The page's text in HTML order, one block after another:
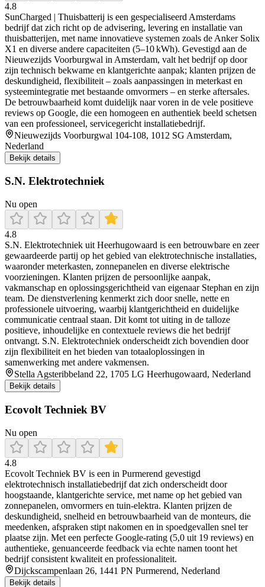
4.8
SunCharged | Thuisbatterij is een gespecialiseerd Amsterdams
bedrijf dat zich richt op de advisering, levering en installatie van
thuisbatterijen, met name innovatieve systemen zoals de Anker Solix
X1 en diverse andere capaciteiten (5–10 kWh). Gevestigd aan de
Nieuwezijds Voorburgwal in Amsterdam, valt het bedrijf op door
zijn technisch bekwame en klantgerichte aanpak; klanten prijzen de
deskundigheid, flexibiliteit – zoals aanpassingen in meterkast en
systeemintegratie met bestaande omvormers – en sterke aftersales.
De betrouwbaarheid komt duidelijk naar voren in de vele positieve
reviews op Google, die een homogeen en authentiek beeld schetsen
van een professioneel, servicegericht installatiebedrijf.
Nieuwezijds Voorburgwal 104-108, 1012 SG Amsterdam,
Nederland
Bekijk details
S.N. Elektrotechniek
Nu open
4.8
S.N. Elektrotechniek uit Heerhugowaard is een betrouwbare en zeer
gewaardeerde partij op het gebied van elektrotechnische installaties,
waaronder meterkasten, zonnepanelen en diverse elektrische
voorzieningen. Klanten prijzen de persoonlijke aanpak,
vakmanschap en oplossingsgerichtheid van eigenaar Stephan en zijn
team. De dienstverlening kenmerkt zich door snelle, nette en
professionele uitvoering, waarbij klantgerichtheid en duidelijke
communicatie centraal staan. Dit komt tot uiting in de talloze
positieve, inhoudelijke en contextuele reviews die het bedrijf
ontvangt. S.N. Elektrotechniek onderscheidt zich bovendien door
zijn flexibiliteit en het bieden van totaaloplossingen in
samenwerking met andere vakmensen.
Stella Agsteribbeland 22, 1705 LG Heerhugowaard, Nederland
Bekijk details
Ecovolt Techniek BV
Nu open
4.8
Ecovolt Techniek BV is een in Purmerend gevestigd
elektrotechnisch installatiebedrijf dat zich onderscheidt door
hoogstaande, klantgerichte service, met name op het gebied van
zonnepanelen, omvormers en tuin‑elektra. Klanten prijzen de
deskundigheid, snelheid en betrouwbaarheid van de monteurs, die
meedenken, afspraken stipt nakomen en in spoedgevallen snel ter
plaatse zijn. Met een perfecte Google‑rating (5,0 uit 19 reviews) en
authentieke, genuanceerde feedback via echte namen toont het
bedrijf consistent kwaliteit en professionaliteit.
Dijckscampenlaan 26, 1441 PN Purmerend, Nederland
Bekijk details